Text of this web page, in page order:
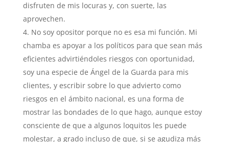
disfruten de mis locuras y, con suerte, las
aprovechen.
No soy opositor porque no es esa mi función. Mi
chamba es apoyar a los políticos para que sean más
eficientes advirtiéndoles riesgos con oportunidad,
soy una especie de Ángel de la Guarda para mis
clientes, y escribir sobre lo que advierto como
riesgos en el ámbito nacional, es una forma de
mostrar las bondades de lo que hago, aunque estoy
consciente de que a algunos loquitos les puede
molestar, a grado incluso de que, si se agudiza más